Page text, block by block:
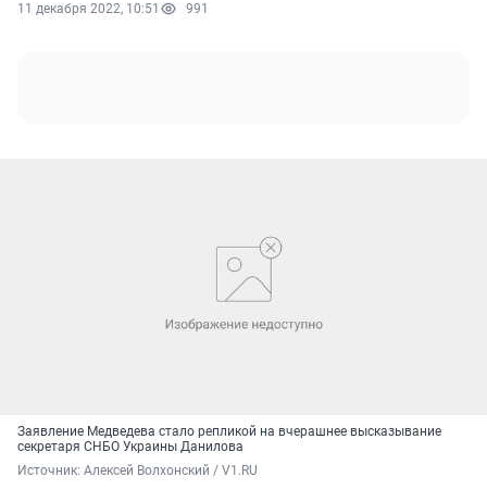
11 декабря 2022, 10:51 991
Заявление Медведева стало репликой на вчерашнее высказывание
секретаря СНБО Украины Данилова
Источник: Алексей Волхонский / V1.RU